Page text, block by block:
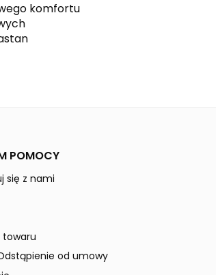
komfortu
POMOCY
się z nami
od umowy